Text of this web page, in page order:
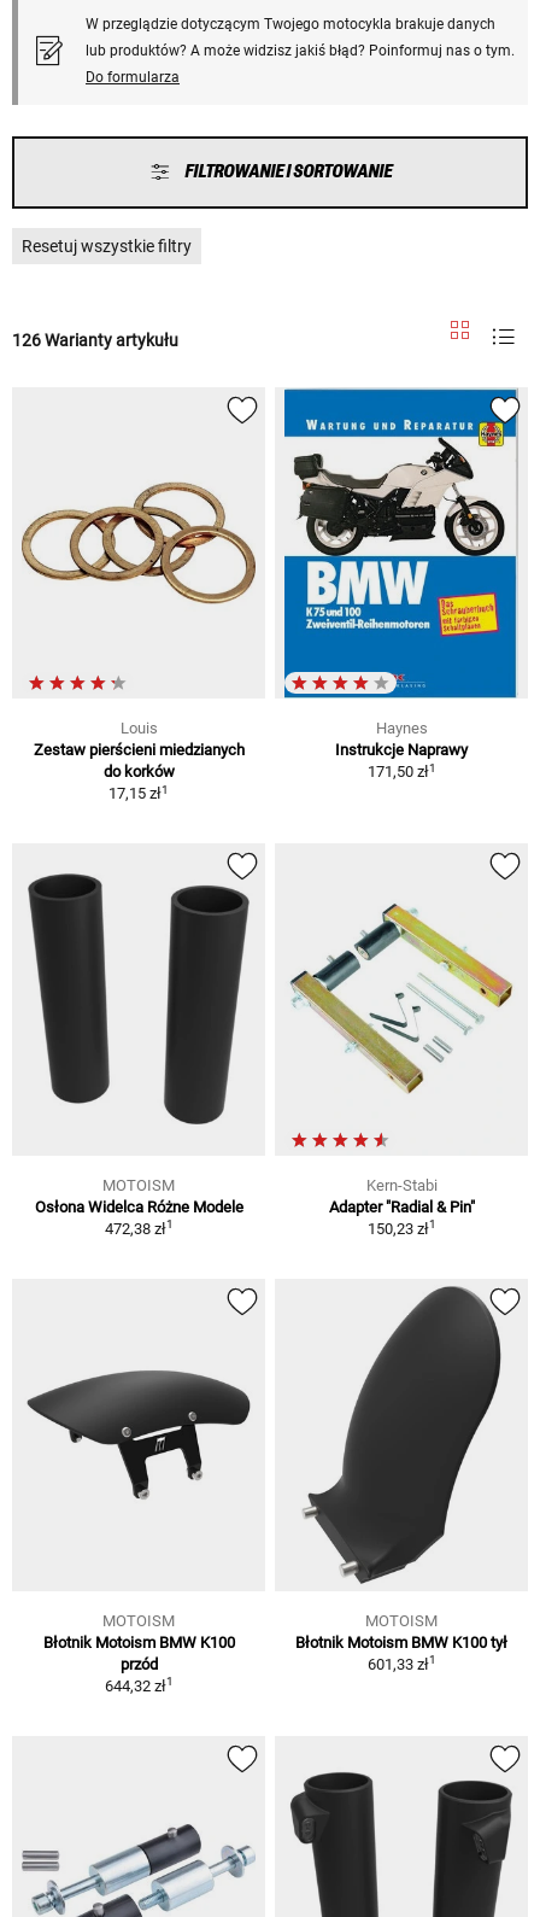
W przeglądzie dotyczącym Twojego motocykla brakuje danych
lub produktów? A może widzisz jakiś błąd? Poinformuj nas o tym.
Do formularza
FILTROWANIE I SORTOWANIE
Resetuj wszystkie filtry
126 Warianty artykułu
Louis
Zestaw pierścieni miedzianych
do korków
17,15 zł1
Haynes
Instrukcje Naprawy
171,50 zł1
MOTOISM
Osłona Widelca Różne Modele
472,38 zł1
Kern-Stabi
Adapter "Radial & Pin"
150,23 zł1
MOTOISM
Błotnik Motoism BMW K100
przód
644,32 zł1
MOTOISM
Błotnik Motoism BMW K100 tył
601,33 zł1